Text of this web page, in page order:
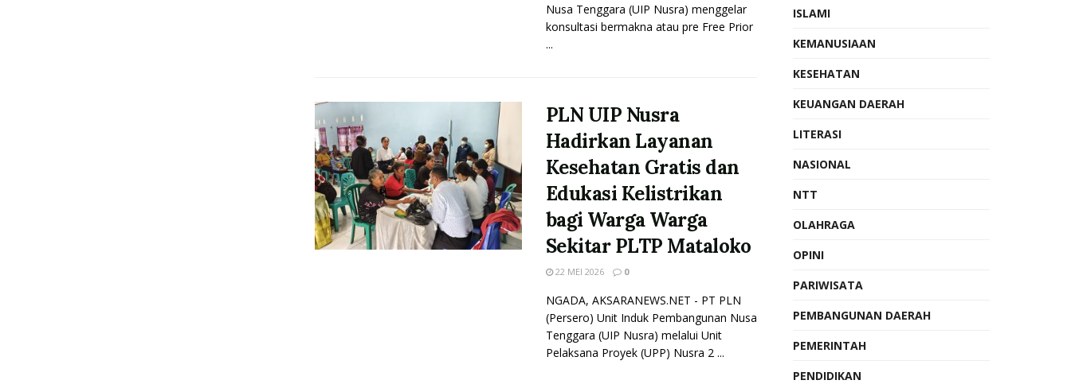
Nusa Tenggara (UIP Nusra) menggelar
konsultasi bermakna atau pre Free Prior
...
PLN UIP Nusra
Hadirkan Layanan
Kesehatan Gratis dan
Edukasi Kelistrikan
bagi Warga Warga
Sekitar PLTP Mataloko
22 MEI 2026 0
NGADA, AKSARANEWS.NET - PT PLN
(Persero) Unit Induk Pembangunan Nusa
Tenggara (UIP Nusra) melalui Unit
Pelaksana Proyek (UPP) Nusra 2 ...
ISLAMI
KEMANUSIAAN
KESEHATAN
KEUANGAN DAERAH
LITERASI
NASIONAL
NTT
OLAHRAGA
OPINI
PARIWISATA
PEMBANGUNAN DAERAH
PEMERINTAH
PENDIDIKAN